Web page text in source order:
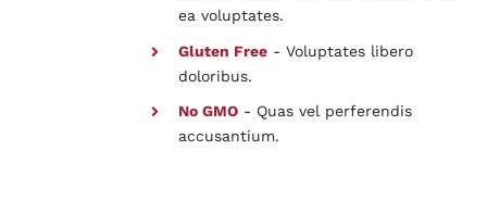
ea voluptates.
Gluten Free- Voluptates libero
doloribus.
No GMO- Quas vel perferendis
accusantium.